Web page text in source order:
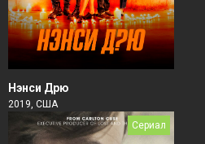
Нэнси Дрю
2019, США
Сериал